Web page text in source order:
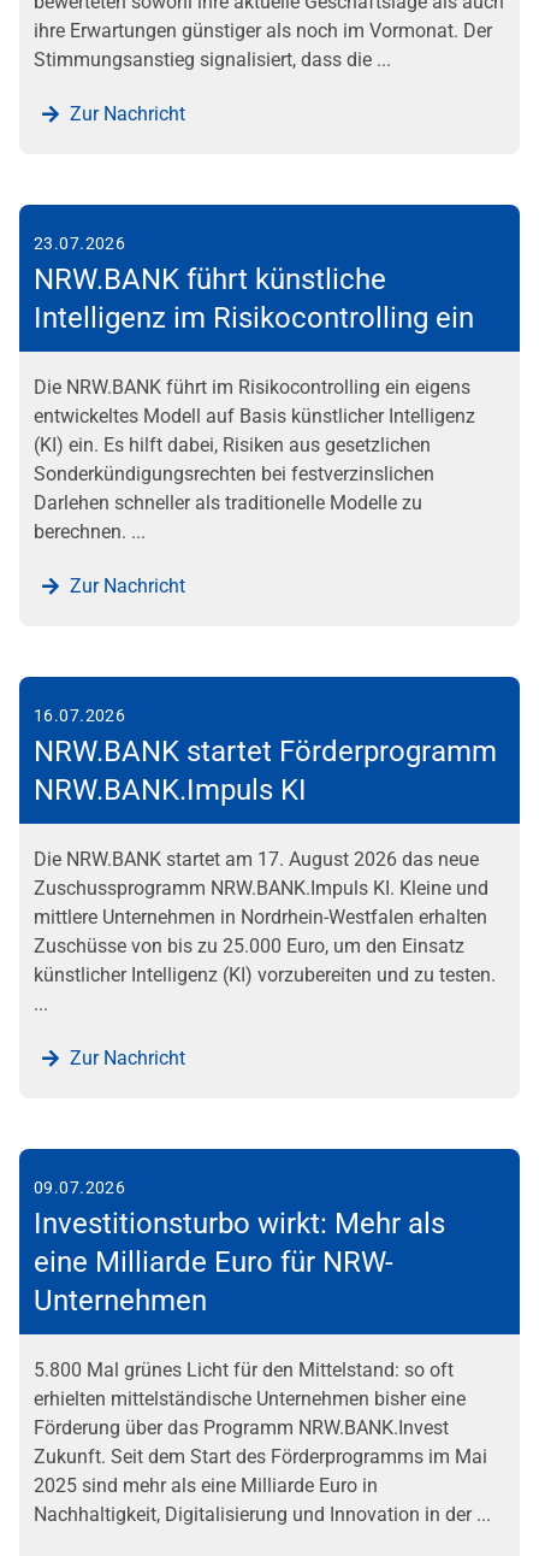
ihre Erwartungen günstiger als noch im Vormonat. Der
Stimmungsanstieg signalisiert, dass die ...
Zur Nachricht
23.07.2026
NRW.BANK führt künstliche
Intelligenz im Risikocontrolling ein
Die NRW.BANK führt im Risikocontrolling ein eigens
entwickeltes Modell auf Basis künstlicher Intelligenz
(KI) ein. Es hilft dabei, Risiken aus gesetzlichen
Sonderkündigungsrechten bei festverzinslichen
Darlehen schneller als traditionelle Modelle zu
berechnen. ...
Zur Nachricht
16.07.2026
NRW.BANK startet Förderprogramm
NRW.BANK.Impuls KI
Die NRW.BANK startet am 17. August 2026 das neue
Zuschussprogramm NRW.BANK.Impuls KI. Kleine und
mittlere Unternehmen in Nordrhein-Westfalen erhalten
Zuschüsse von bis zu 25.000 Euro, um den Einsatz
künstlicher Intelligenz (KI) vorzubereiten und zu testen.
...
Zur Nachricht
09.07.2026
Investitionsturbo wirkt: Mehr als
eine Milliarde Euro für NRW-
Unternehmen
5.800 Mal grünes Licht für den Mittelstand: so oft
erhielten mittelständische Unternehmen bisher eine
Förderung über das Programm NRW.BANK.Invest
Zukunft. Seit dem Start des Förderprogramms im Mai
2025 sind mehr als eine Milliarde Euro in
Nachhaltigkeit, Digitalisierung und Innovation in der ...